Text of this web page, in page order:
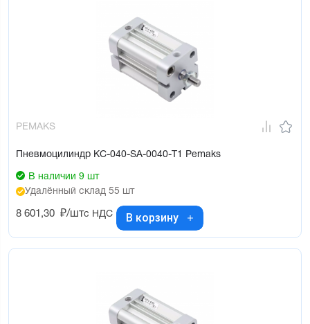
PEMAKS
Пневмоцилиндр KC-040-SA-0040-T1 Pemaks
В наличии 9 шт
Удалённый склад 55 шт
8 601,30 ₽/штс НДС В корзину